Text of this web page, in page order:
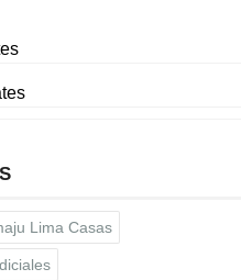
Lima Casas